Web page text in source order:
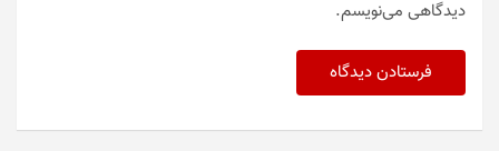
دیدگاهی می‌نویسم.